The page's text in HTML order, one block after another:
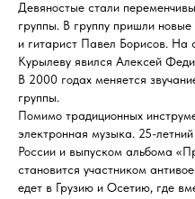
Девяностые стали
группы. В группу пришли
и гитарист Павел Борисов. На
Курылеву явился Алексей
В 2000 годах меняется
группы.
Помимо традиционных
электронная музыка. 25-
России и выпуском альбома
становится участником
едет в Грузию и Осетию, где